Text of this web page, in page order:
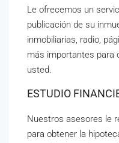
Le ofrecemos un
publicación de su
inmobiliarias, radio,
más importantes para
usted.
ESTUDIO
Nuestros asesores le
para obtener la